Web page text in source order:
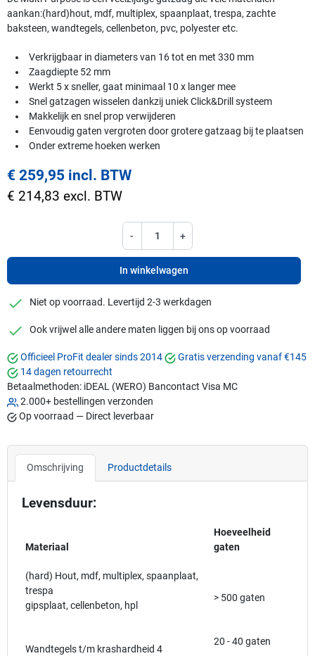
aankan:(hard)hout, mdf, multiplex, spaanplaat, trespa, zachte
baksteen, wandtegels, cellenbeton, pvc, polyester etc.
Verkrijgbaar in diameters van 16 tot en met 330 mm
Zaagdiepte 52 mm
Werkt 5 x sneller, gaat minimaal 10 x langer mee
Snel gatzagen wisselen dankzij uniek Click&Drill systeem
Makkelijk en snel prop verwijderen
Eenvoudig gaten vergroten door grotere gatzaag bij te plaatsen
Onder extreme hoeken werken
€ 259,95 incl. BTW
€ 214,83 excl. BTW
- +
In winkelwagen
checkmark
Niet op voorraad. Levertijd 2-3 werkdagen
checkmark
Ook vrijwel alle andere maten liggen bij ons op voorraad
Officieel ProFit dealer sinds 2014
Gratis verzending vanaf €145
14 dagen retourrecht
Betaalmethoden: iDEAL (WERO) Bancontact Visa MC
2.000+ bestellingen verzonden
Op voorraad — Direct leverbaar
Omschrijving Productdetails
Levensduur:
Materiaal
Hoeveelheid
gaten
(hard) Hout, mdf, multiplex, spaanplaat,
trespa
gipsplaat, cellenbeton, hpl
> 500 gaten
Wandtegels t/m krashardheid 4
20 - 40 gaten